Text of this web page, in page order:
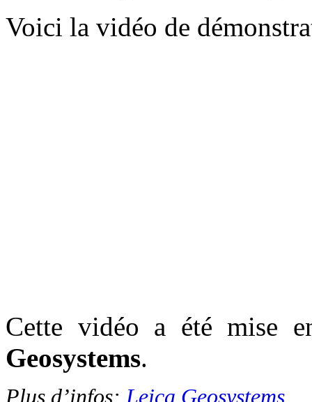
Voici la vidéo de
Cette vidéo a été mise
Geosystems.
Plus d’infos: Leica Geosystems